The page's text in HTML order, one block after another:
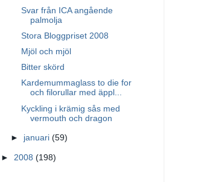
Svar från ICA angående
palmolja
Stora Bloggpriset 2008
Mjöl och mjöl
Bitter skörd
Kardemummaglass to die for
och filorullar med äppl...
Kyckling i krämig sås med
vermouth och dragon
► januari(59)
► 2008 (198)